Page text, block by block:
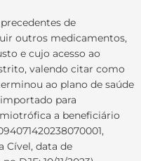
de
outros medicamentos,
e cujo acesso ao
valendo citar como
ao plano de saúde
para
a beneficiário
Cível, data de